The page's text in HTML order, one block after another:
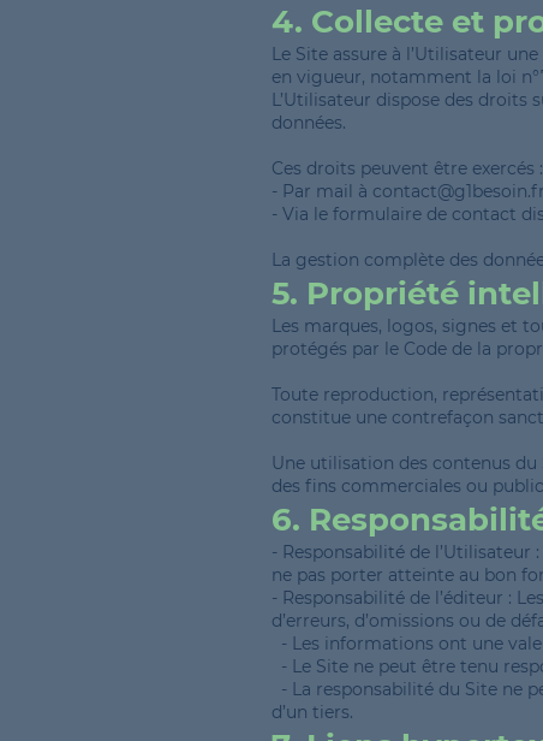
4. Collecte et
Le Site assure à l’Utilisateur
en vigueur, notamment la loi
L’Utilisateur dispose des
données.
Ces droits peuvent être exercés :
- Par mail à contact@g1besoin.fr
- Via le formulaire de contact
La gestion complète des
5. Propriété
Les marques, logos, signes et
protégés par le Code de la
Toute reproduction,
constitue une contrefaçon
Une utilisation des contenus
des fins commerciales ou
6.
- Responsabilité de l’Utilisateur
ne pas porter atteinte au bon
- Responsabilité de l’éditeur :
d’erreurs, d’omissions ou de
- Les informations ont une
- Le Site ne peut être tenu
- La responsabilité du Site ne
d’un tiers.